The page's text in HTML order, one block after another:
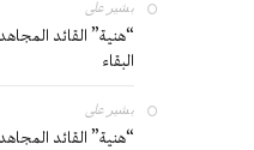
بشير على
“هنية” القائد
البقاء
بشير على
“هنية” القائد